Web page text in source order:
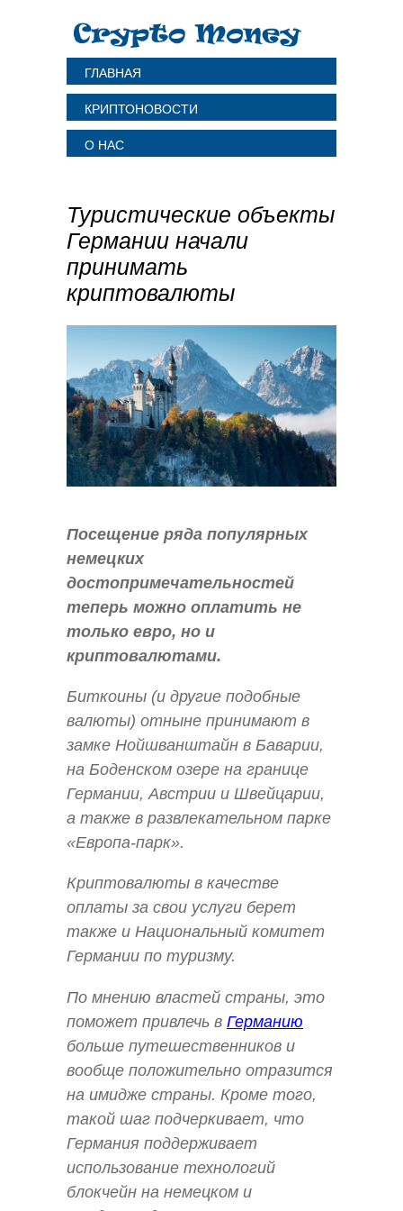
ГЛАВНАЯ
КРИПТОНОВОСТИ
О НАС
Туристические объекты
Германии начали
принимать
криптовалюты
Посещение ряда популярных
немецких
достопримечательностей
теперь можно оплатить не
только евро, но и
криптовалютами.
Биткоины (и другие подобные
валюты) отныне принимают в
замке Нойшванштайн в Баварии,
на Боденском озере на границе
Германии, Австрии и Швейцарии,
а также в развлекательном парке
«Европа-парк».
Криптовалюты в качестве
оплаты за свои услуги берет
также и Национальный комитет
Германии по туризму.
По мнению властей страны, это
поможет привлечь в Германию
больше путешественников и
вообще положительно отразится
на имидже страны. Кроме того,
такой шаг подчеркивает, что
Германия поддерживает
использование технологий
блокчейн на немецком и